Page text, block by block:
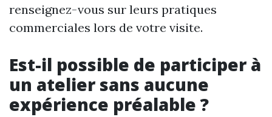
renseignez-vous sur leurs pratiques
commerciales lors de votre visite.
Est-il possible de participer à
un atelier sans aucune
expérience préalable ?